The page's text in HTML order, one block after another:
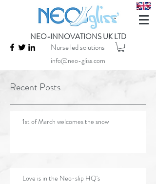
NEO-INNOVATIONS UK LTD
Nurse led solutions
info@neo-gliss.com
Recent Posts
1st of March welcomes the snow
Love is in the Neo-slip HQ's